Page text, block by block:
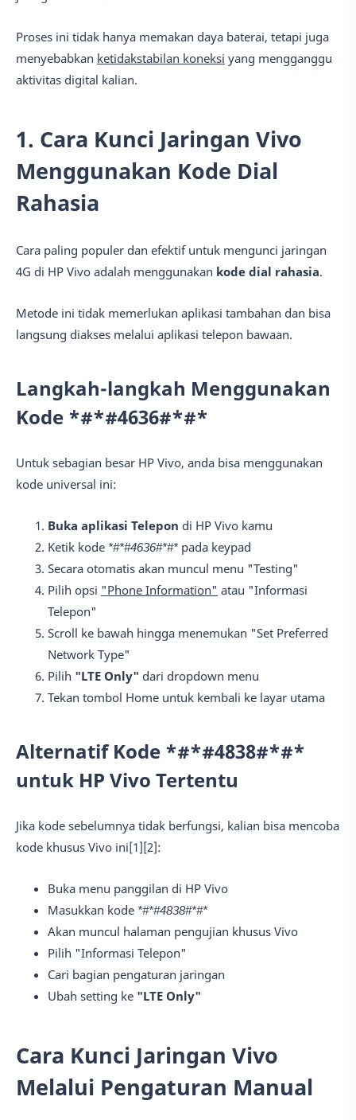
Proses ini tidak hanya memakan daya baterai, tetapi juga
menyebabkan ketidakstabilan koneksi yang mengganggu
aktivitas digital kalian.
1. Cara Kunci Jaringan Vivo
Menggunakan Kode Dial
Rahasia
Cara paling populer dan efektif untuk mengunci jaringan
4G di HP Vivo adalah menggunakan kode dial rahasia.
Metode ini tidak memerlukan aplikasi tambahan dan bisa
langsung diakses melalui aplikasi telepon bawaan.
Langkah-langkah Menggunakan
Kode *#*#4636#*#*
Untuk sebagian besar HP Vivo, anda bisa menggunakan
kode universal ini:
Buka aplikasi Telepon di HP Vivo kamu
Ketik kode *#*#4636#*#* pada keypad
Secara otomatis akan muncul menu "Testing"
Pilih opsi "Phone Information" atau "Informasi
Telepon"
Scroll ke bawah hingga menemukan "Set Preferred
Network Type"
Pilih "LTE Only" dari dropdown menu
Tekan tombol Home untuk kembali ke layar utama
Alternatif Kode *#*#4838#*#*
untuk HP Vivo Tertentu
Jika kode sebelumnya tidak berfungsi, kalian bisa mencoba
kode khusus Vivo ini[1][2]:
Buka menu panggilan di HP Vivo
Masukkan kode *#*#4838#*#*
Akan muncul halaman pengujian khusus Vivo
Pilih "Informasi Telepon"
Cari bagian pengaturan jaringan
Ubah setting ke "LTE Only"
Cara Kunci Jaringan Vivo
Melalui Pengaturan Manual